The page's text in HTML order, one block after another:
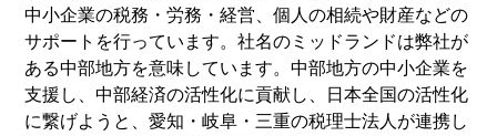
中小企業の税務・労務・経営、個人の相続や財産などの
サポートを行っています。社名のミッドランドは弊社が
ある中部地方を意味しています。中部地方の中小企業を
支援し、中部経済の活性化に貢献し、日本全国の活性化
に繋げようと、愛知・岐阜・三重の税理士法人が連携し